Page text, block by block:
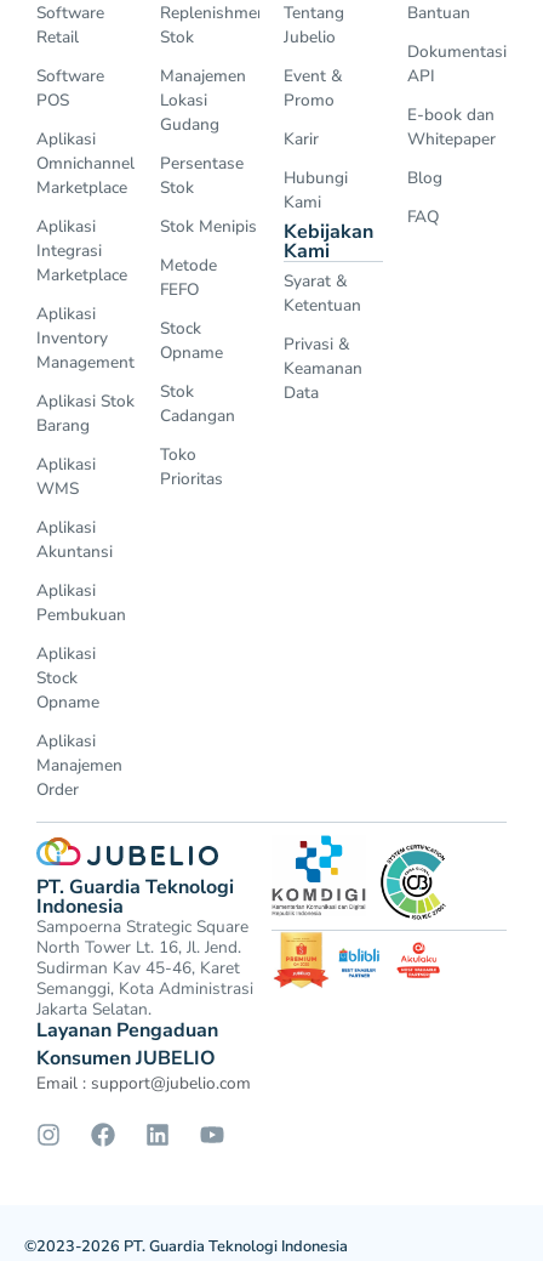
Software
Retail
Software
POS
Aplikasi
Omnichannel
Marketplace
Aplikasi
Integrasi
Marketplace
Aplikasi
Inventory
Management
Aplikasi Stok
Barang
Aplikasi
WMS
Aplikasi
Akuntansi
Aplikasi
Pembukuan
Aplikasi
Stock
Opname
Aplikasi
Manajemen
Order
Replenishment
Stok
Manajemen
Lokasi
Gudang
Persentase
Stok
Stok Menipis
Metode
FEFO
Stock
Opname
Stok
Cadangan
Toko
Prioritas
Tentang
Jubelio
Event &
Promo
Karir
Hubungi
Kami
Kebijakan
Kami
Syarat &
Ketentuan
Privasi &
Keamanan
Data
Bantuan
Dokumentasi
API
E-book dan
Whitepaper
Blog
FAQ
PT. Guardia Teknologi
Indonesia
Sampoerna Strategic Square
North Tower Lt. 16, Jl. Jend.
Sudirman Kav 45-46, Karet
Semanggi, Kota Administrasi
Jakarta Selatan.
Layanan Pengaduan
Konsumen JUBELIO
Email : support@jubelio.com
©2023-2026 PT. Guardia Teknologi Indonesia